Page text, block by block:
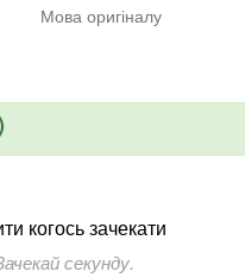
Мова оригіналу
когось зачекати
секунду.